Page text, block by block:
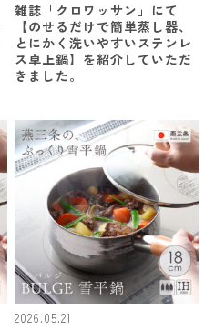
雑誌「クロワッサン」にて
【のせるだけで簡単蒸し器、
とにかく洗いやすいステンレ
ス卓上鍋】を紹介していただ
きました。
2026.05.21